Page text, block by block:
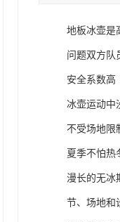
地板冰壶是
问题双方队
安全系数高
冰壶运动中
不受场地限
夏季不怕热
漫长的无冰
节、场地和